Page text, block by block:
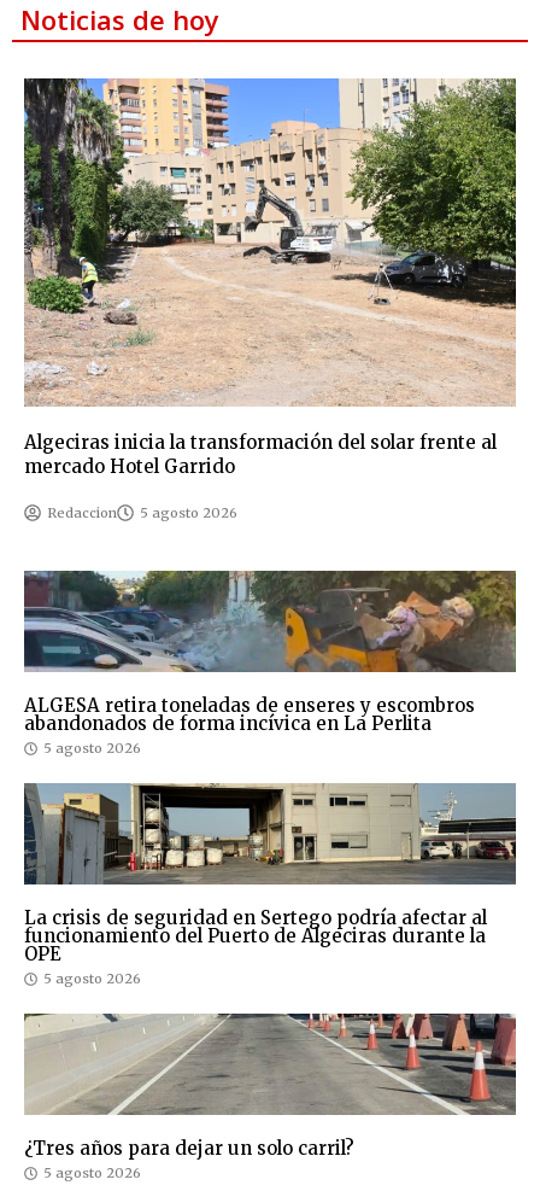
Noticias de hoy
Algeciras inicia la transformación del solar frente al
mercado Hotel Garrido
Redaccion 5 agosto 2026
ALGESA retira toneladas de enseres y escombros
abandonados de forma incívica en La Perlita
5 agosto 2026
La crisis de seguridad en Sertego podría afectar al
funcionamiento del Puerto de Algeciras durante la
OPE
5 agosto 2026
¿Tres años para dejar un solo carril?
5 agosto 2026